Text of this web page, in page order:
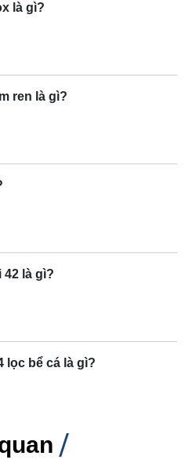
là gì?
ren là gì?
42 là gì?
lọc bể cá là gì?